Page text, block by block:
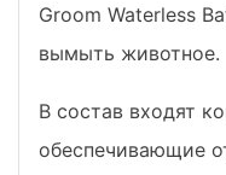
Groom Waterless
вымыть животное.
В состав входят
обеспечивающие